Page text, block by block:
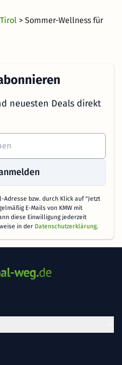
Tirol > Sommer-Wellness für
neuesten Deals direkt
Adresse bzw. durch Klick auf "Jetzt
E-Mails von KMW mit
diese Einwilligung jederzeit
in der Datenschutzerklärung.